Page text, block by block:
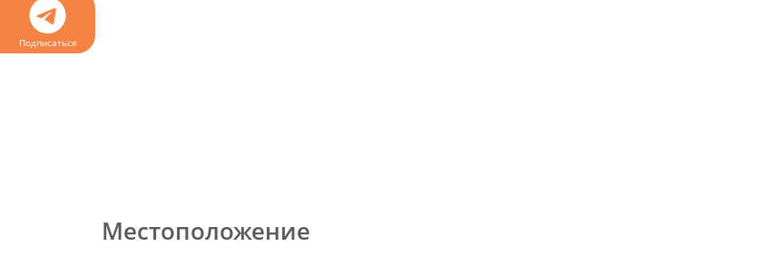
Подписаться
Местоположение